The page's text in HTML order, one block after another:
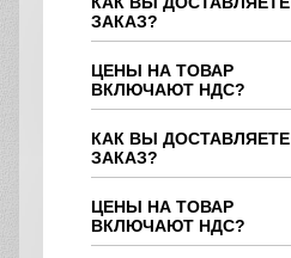
ЗАКАЗ?
ЦЕНЫ НА ТОВАР
ВКЛЮЧАЮТ НДС?
КАК ВЫ ДОСТАВЛЯЕТЕ
ЗАКАЗ?
ЦЕНЫ НА ТОВАР
ВКЛЮЧАЮТ НДС?